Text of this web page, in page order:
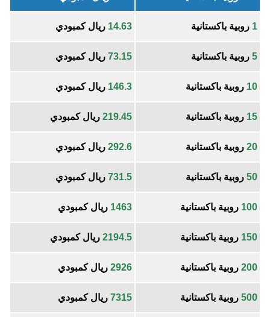
1 روبية باكستانية 14.63 ريال كمبودي
5 روبية باكستانية 73.15 ريال كمبودي
10 روبية باكستانية 146.3 ريال كمبودي
15 روبية باكستانية 219.45 ريال كمبودي
20 روبية باكستانية 292.6 ريال كمبودي
50 روبية باكستانية 731.5 ريال كمبودي
100 روبية باكستانية 1463 ريال كمبودي
150 روبية باكستانية 2194.5 ريال كمبودي
200 روبية باكستانية 2926 ريال كمبودي
500 روبية باكستانية 7315 ريال كمبودي